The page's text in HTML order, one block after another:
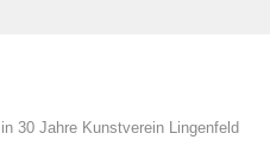
in 30 Jahre Kunstverein Lingenfeld